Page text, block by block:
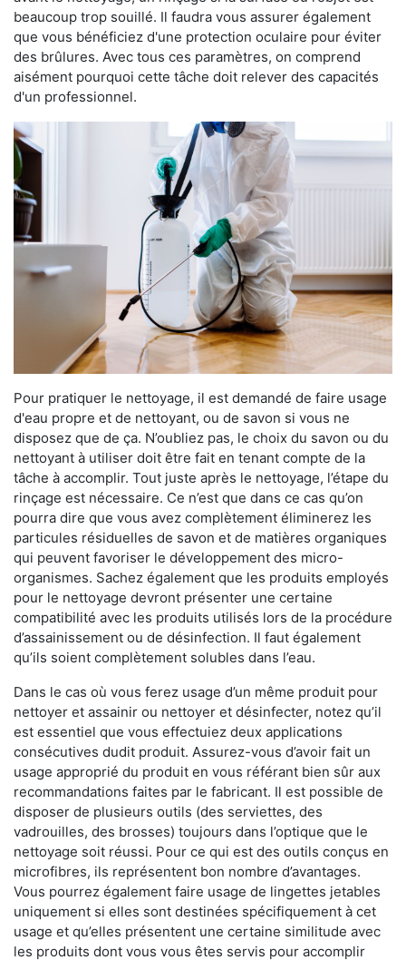
beaucoup trop souillé. Il faudra vous assurer également
que vous bénéficiez d'une protection oculaire pour éviter
des brûlures. Avec tous ces paramètres, on comprend
aisément pourquoi cette tâche doit relever des capacités
d'un professionnel.
Pour pratiquer le nettoyage, il est demandé de faire usage
d'eau propre et de nettoyant, ou de savon si vous ne
disposez que de ça. N’oubliez pas, le choix du savon ou du
nettoyant à utiliser doit être fait en tenant compte de la
tâche à accomplir. Tout juste après le nettoyage, l’étape du
rinçage est nécessaire. Ce n’est que dans ce cas qu’on
pourra dire que vous avez complètement éliminerez les
particules résiduelles de savon et de matières organiques
qui peuvent favoriser le développement des micro-
organismes. Sachez également que les produits employés
pour le nettoyage devront présenter une certaine
compatibilité avec les produits utilisés lors de la procédure
d’assainissement ou de désinfection. Il faut également
qu’ils soient complètement solubles dans l’eau.
Dans le cas où vous ferez usage d’un même produit pour
nettoyer et assainir ou nettoyer et désinfecter, notez qu’il
est essentiel que vous effectuiez deux applications
consécutives dudit produit. Assurez-vous d’avoir fait un
usage approprié du produit en vous référant bien sûr aux
recommandations faites par le fabricant. Il est possible de
disposer de plusieurs outils (des serviettes, des
vadrouilles, des brosses) toujours dans l’optique que le
nettoyage soit réussi. Pour ce qui est des outils conçus en
microfibres, ils représentent bon nombre d’avantages.
Vous pourrez également faire usage de lingettes jetables
uniquement si elles sont destinées spécifiquement à cet
usage et qu’elles présentent une certaine similitude avec
les produits dont vous vous êtes servis pour accomplir